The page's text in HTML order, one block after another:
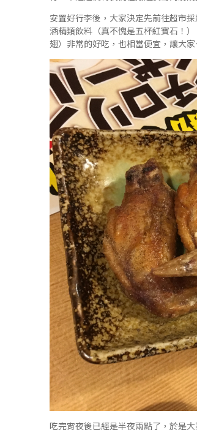
安置好行李後，大家決定先前往超市
酒精類飲料（真不愧是五杯紅寶石！
翅）非常的好吃，也相當便宜，讓大家
吃完宵夜後已經是半夜兩點了，於是